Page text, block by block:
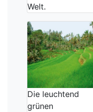
Welt.
Die leuchtend
grünen